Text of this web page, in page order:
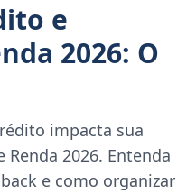
e
2026: O
impacta sua
2026. Entenda
e como organizar